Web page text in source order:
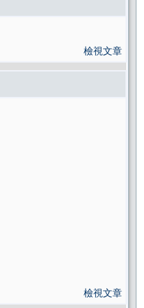
檢視文章
檢視文章